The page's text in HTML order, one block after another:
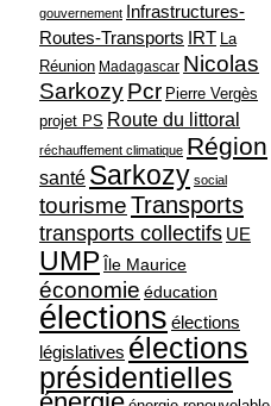
gouvernement Infrastructures-
Routes-Transports IRT La
Réunion Madagascar Nicolas
SarkozyPcr Pierre Vergès
projet PS Route du littoral
réchauffement climatique Région
santé Sarkozy social
tourismeTransports
transports collectifs UE
UMP Île Maurice
économie éducation
élections élections
législatives élections
présidentielles